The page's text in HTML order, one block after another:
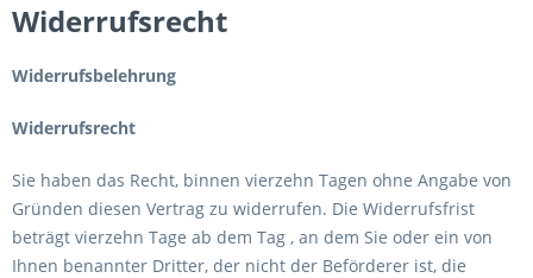
Widerrufsrecht
Widerrufsbelehrung
Widerrufsrecht
Sie haben das Recht, binnen vierzehn Tagen ohne Angabe von
Gründen diesen Vertrag zu widerrufen. Die Widerrufsfrist
beträgt vierzehn Tage ab dem Tag , an dem Sie oder ein von
Ihnen benannter Dritter, der nicht der Beförderer ist, die